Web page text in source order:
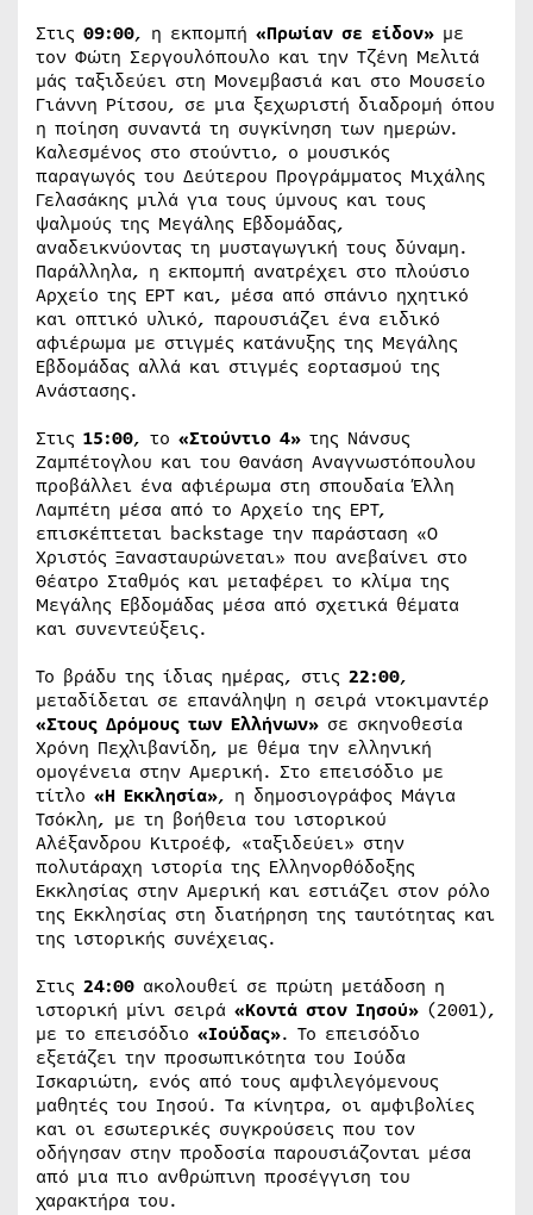
Στις 09:00, η εκπομπή «Πρωίαν σε είδον» με
τον Φώτη Σεργουλόπουλο και την Τζένη Μελιτά
μάς ταξιδεύει στη Μονεμβασιά και στο Μουσείο
Γιάννη Ρίτσου, σε μια ξεχωριστή διαδρομή όπου
η ποίηση συναντά τη συγκίνηση των ημερών.
Καλεσμένος στο στούντιο, ο μουσικός
παραγωγός του Δεύτερου Προγράμματος Μιχάλης
Γελασάκης μιλά για τους ύμνους και τους
ψαλμούς της Μεγάλης Εβδομάδας,
αναδεικνύοντας τη μυσταγωγική τους δύναμη.
Παράλληλα, η εκπομπή ανατρέχει στο πλούσιο
Αρχείο της ΕΡΤ και, μέσα από σπάνιο ηχητικό
και οπτικό υλικό, παρουσιάζει ένα ειδικό
αφιέρωμα με στιγμές κατάνυξης της Μεγάλης
Εβδομάδας αλλά και στιγμές εορτασμού της
Ανάστασης.
Στις 15:00, το «Στούντιο 4» της Νάνσυς
Ζαμπέτογλου και του Θανάση Αναγνωστόπουλου
προβάλλει ένα αφιέρωμα στη σπουδαία Έλλη
Λαμπέτη μέσα από το Αρχείο της ΕΡΤ,
επισκέπτεται backstage την παράσταση «Ο
Χριστός Ξανασταυρώνεται» που ανεβαίνει στο
Θέατρο Σταθμός και μεταφέρει το κλίμα της
Μεγάλης Εβδομάδας μέσα από σχετικά θέματα
και συνεντεύξεις.
Το βράδυ της ίδιας ημέρας, στις 22:00,
μεταδίδεται σε επανάληψη η σειρά ντοκιμαντέρ
«Στους Δρόμους των Ελλήνων» σε σκηνοθεσία
Χρόνη Πεχλιβανίδη, με θέμα την ελληνική
ομογένεια στην Αμερική. Στο επεισόδιο με
τίτλο «Η Εκκλησία», η δημοσιογράφος Μάγια
Τσόκλη, με τη βοήθεια του ιστορικού
Αλέξανδρου Κιτροέφ, «ταξιδεύει» στην
πολυτάραχη ιστορία της Ελληνορθόδοξης
Εκκλησίας στην Αμερική και εστιάζει στον ρόλο
της Εκκλησίας στη διατήρηση της ταυτότητας και
της ιστορικής συνέχειας.
Στις 24:00 ακολουθεί σε πρώτη μετάδοση η
ιστορική μίνι σειρά «Κοντά στον Ιησού» (2001),
με το επεισόδιο «Ιούδας». Το επεισόδιο
εξετάζει την προσωπικότητα του Ιούδα
Ισκαριώτη, ενός από τους αμφιλεγόμενους
μαθητές του Ιησού. Τα κίνητρα, οι αμφιβολίες
και οι εσωτερικές συγκρούσεις που τον
οδήγησαν στην προδοσία παρουσιάζονται μέσα
από μια πιο ανθρώπινη προσέγγιση του
χαρακτήρα του.